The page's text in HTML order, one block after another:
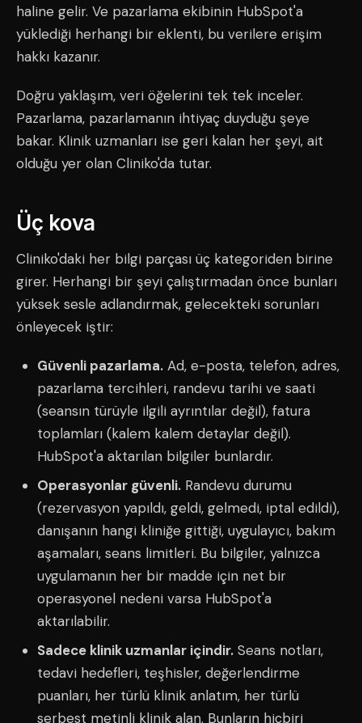
haline gelir. Ve pazarlama ekibinin HubSpot'a
yüklediği herhangi bir eklenti, bu verilere erişim
hakkı kazanır.
Doğru yaklaşım, veri öğelerini tek tek inceler.
Pazarlama, pazarlamanın ihtiyaç duyduğu şeye
bakar. Klinik uzmanları ise geri kalan her şeyi, ait
olduğu yer olan Cliniko'da tutar.
Üç kova
Cliniko'daki her bilgi parçası üç kategoriden birine
girer. Herhangi bir şeyi çalıştırmadan önce bunları
yüksek sesle adlandırmak, gelecekteki sorunları
önleyecek iştir:
Güvenli pazarlama.Ad, e-posta, telefon, adres,
pazarlama tercihleri, randevu tarihi ve saati
(seansın türüyle ilgili ayrıntılar değil), fatura
toplamları (kalem kalem detaylar değil).
HubSpot'a aktarılan bilgiler bunlardır.
Operasyonlar güvenli.Randevu durumu
(rezervasyon yapıldı, geldi, gelmedi, iptal edildi),
danışanın hangi kliniğe gittiği, uygulayıcı, bakım
aşamaları, seans limitleri. Bu bilgiler, yalnızca
uygulamanın her bir madde için net bir
operasyonel nedeni varsa HubSpot'a
aktarılabilir.
Sadece klinik uzmanlar içindir.Seans notları,
tedavi hedefleri, teşhisler, değerlendirme
puanları, her türlü klinik anlatım, her türlü
serbest metinli klinik alan. Bunların hiçbiri